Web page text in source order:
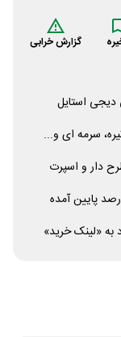
گزارش خرابی
استایل
سرمه ای و...
دار و اسپرت
به «لینک خرید»